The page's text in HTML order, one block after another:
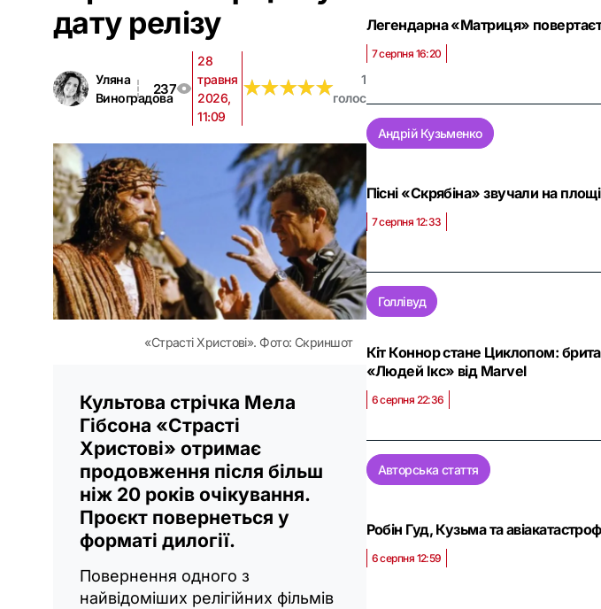
дату релізу
Уляна
Виноградова
237
28
травня
2026,
11:09
★★★★★
★★★★★
1
голос
«Страсті Христові». Фото: Скриншот
Культова стрічка Мела
Гібсона «Страсті
Христові» отримає
продовження після більш
ніж 20 років очікування.
Проєкт повернеться у
форматі дилогії.
Повернення одного з
найвідоміших релігійних фільмів
Легендарна «Матриця»
7 серпня 16:20
Андрій Кузьменко
Пісні «Скрябіна» звучали на
7 серпня 12:33
Голлівуд
Кіт Коннор стане Циклопом:
«Людей Ікс» від Marvel
6 серпня 22:36
Авторська стаття
Робін Гуд, Кузьма та
6 серпня 12:59